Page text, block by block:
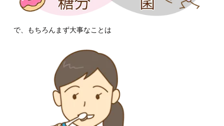
で、もちろんまず大事なことは